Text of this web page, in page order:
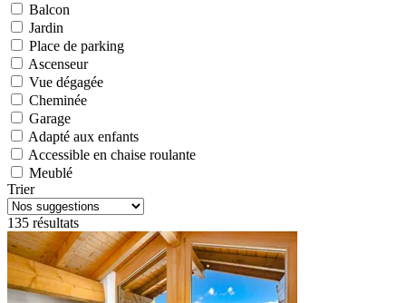
Balcon
Jardin
Place de parking
Ascenseur
Vue dégagée
Cheminée
Garage
Adapté aux enfants
Accessible en chaise roulante
Meublé
Trier
135 résultats